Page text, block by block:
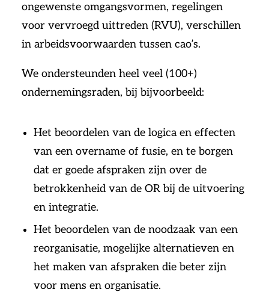
ongewenste omgangsvormen, regelingen
voor vervroegd uittreden (RVU), verschillen
in arbeidsvoorwaarden tussen cao’s.
We ondersteunden heel veel (100+)
ondernemingsraden, bij bijvoorbeeld:
Het beoordelen van de logica en effecten
van een overname of fusie, en te borgen
dat er goede afspraken zijn over de
betrokkenheid van de OR bij de uitvoering
en integratie.
Het beoordelen van de noodzaak van een
reorganisatie, mogelijke alternatieven en
het maken van afspraken die beter zijn
voor mens en organisatie.